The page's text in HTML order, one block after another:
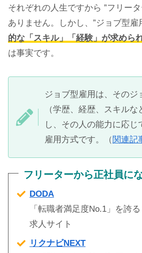
それぞれの人生ですから ”フリー
ありません。しかし、”ジョブ型雇
的な「スキル」「経験」が求めら
は事実です。
ジョブ型雇用は、そのジ
（学歴、経歴、スキルな
し、その人の能力に応じ
雇用方式です。（関連記
フリーターから正社員に
DODA
「転職者満足度No.1」を誇
求人サイト
リクナビNEXT